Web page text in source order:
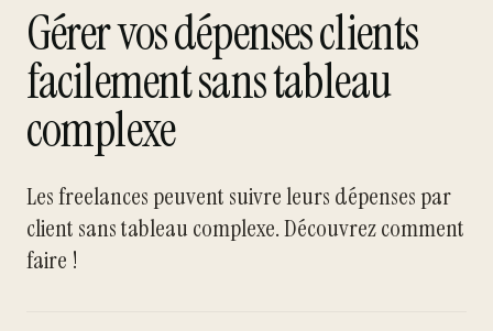
Gérer vos dépenses clients
facilement sans tableau
complexe
Les freelances peuvent suivre leurs dépenses par
client sans tableau complexe. Découvrez comment
faire !